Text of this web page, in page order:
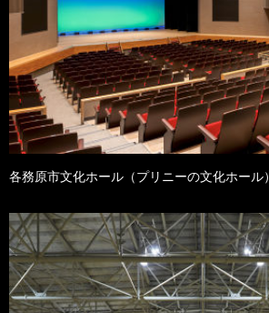
各務原市文化ホール（プリニーの文化ホール）